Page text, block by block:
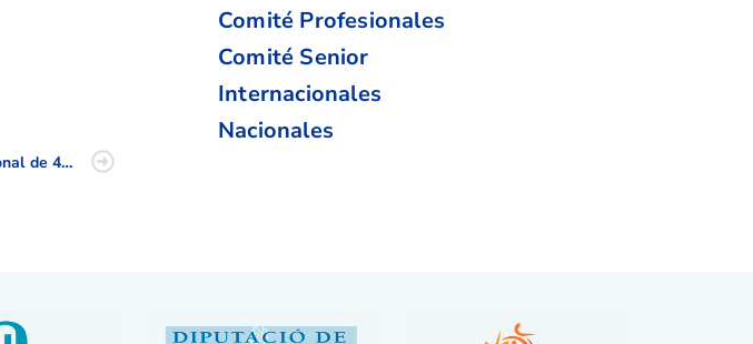
Diez valencianos acuden al Nacional de 4ª Categoría 2024 en Soria
Comité Profesionales
Comité Senior
Internacionales
Nacionales